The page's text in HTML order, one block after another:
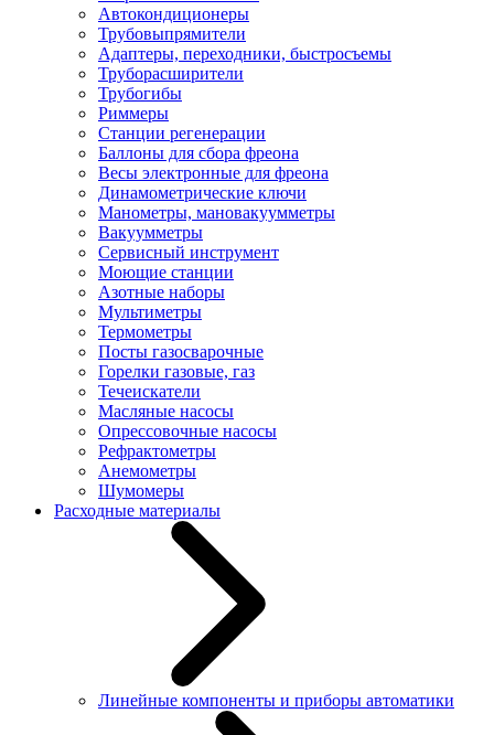
Автокондиционеры
Трубовыпрямители
Адаптеры, переходники, быстросъемы
Труборасширители
Трубогибы
Риммеры
Станции регенерации
Баллоны для сбора фреона
Весы электронные для фреона
Динамометрические ключи
Манометры, мановакуумметры
Вакуумметры
Сервисный инструмент
Моющие станции
Азотные наборы
Мультиметры
Термометры
Посты газосварочные
Горелки газовые, газ
Течеискатели
Масляные насосы
Опрессовочные насосы
Рефрактометры
Анемометры
Шумомеры
Расходные материалы
Линейные компоненты и приборы автоматики